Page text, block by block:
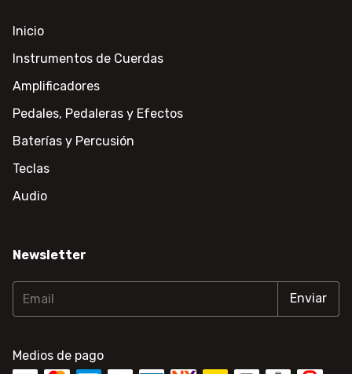
Inicio
Instrumentos de Cuerdas
Amplificadores
Pedales, Pedaleras y Efectos
Baterías y Percusión
Teclas
Audio
Newsletter
Medios de pago